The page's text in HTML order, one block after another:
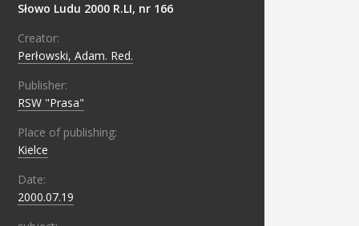
Słowo Ludu 2000 R.LI, nr 166
Creator:
Perłowski, Adam. Red.
Publisher:
RSW "Prasa"
Place of publishing:
Kielce
Date:
2000.07.19